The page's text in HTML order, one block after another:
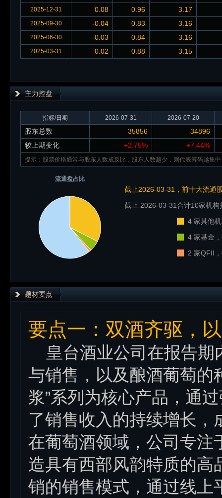
2025-12-31 0.08 0.96 3.17
2025-09-30 -0.04 0.83 3.16
2025-06-30 -0.03 0.84 3.16
2025-03-31 0.02 0.88 3.15
主力控盘
指标/日期 2026-07-31 2026-07-20
股东总数 35856
34896
较上期变化
+2.75% +7.44%
提示：股票价格通常与股东人数成反比，股东人数越少，则代表筹码越集
流通盘占比
截止2026-03-31，前十大流通
截止 2026-03-31合计10家机
4 家其他
4 家基金
2 家QFII
题材要点
要点一：双酒齐驱，
皇台酒业公司在报告期
与销售，以及酿酒葡萄的
浆”系列为核心产品，通
了销售收入的持续增长
在葡萄酒领域，公司专注
造具有西部风韵特质的高
销的销售模式，通过线上